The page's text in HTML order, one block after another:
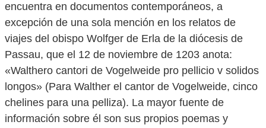
encuentra en documentos contemporáneos, a
excepción de una sola mención en los relatos de
viajes del obispo Wolfger de Erla de la diócesis de
Passau, que el 12 de noviembre de 1203 anota:
«Walthero cantori de Vogelweide pro pellicio v solidos
longos» (Para Walther el cantor de Vogelweide, cinco
chelines para una pelliza). La mayor fuente de
información sobre él son sus propios poemas y